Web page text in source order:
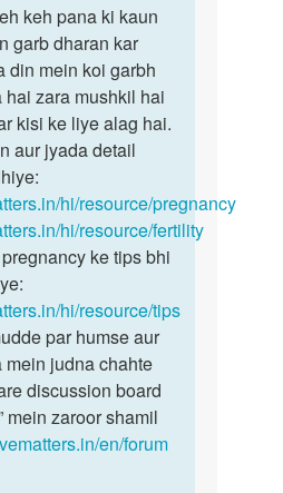
keh pana ki kaun
garb dharan kar
din mein koi garbh
hai zara mushkil hai
kisi ke liye alag hai.
aur jyada detail
hi/resource/pregnancy
hi/resource/fertility
ke tips bhi
hi/resource/tips
par humse aur
mein judna chahte
discussion board
mein zaroor shamil
en/forum